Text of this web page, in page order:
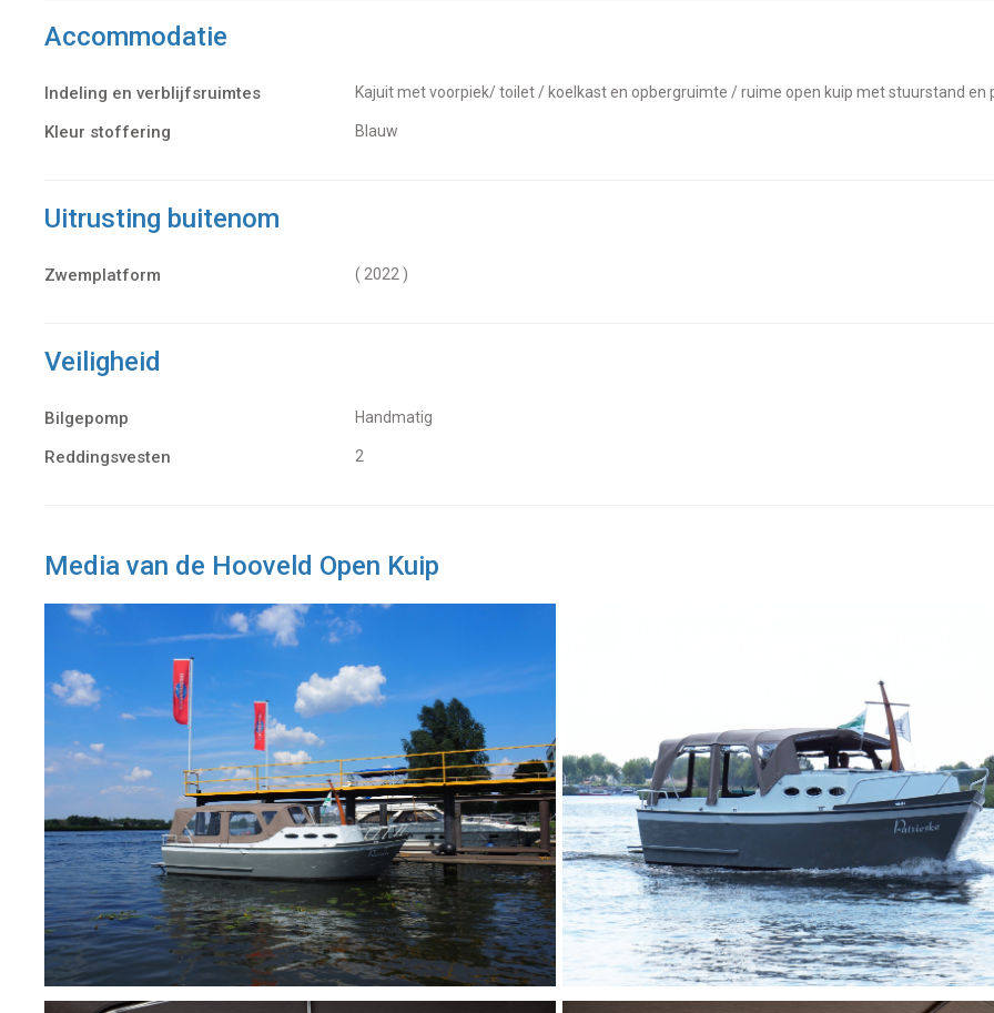
Accommodatie
Indeling en verblijfsruimtes Kajuit met voorpiek/ toilet / koelkast en opbergruimte / ruime open kuip met stuurstand en
Kleur stoffering Blauw
Uitrusting buitenom
Zwemplatform ( 2022 )
Veiligheid
Bilgepomp Handmatig
Reddingsvesten 2
Media van de Hooveld Open Kuip